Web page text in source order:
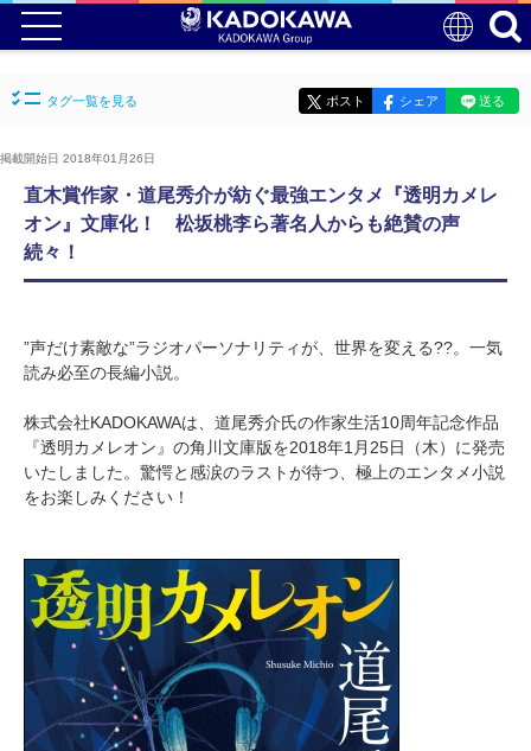
タグ一覧を見る ポスト シェア 送る
掲載開始日 2018年01月26日
直木賞作家・道尾秀介が紡ぐ最強エンタメ『透明カメレ
オン』文庫化！ 松坂桃李ら著名人からも絶賛の声
続々！
”声だけ素敵な”ラジオパーソナリティが、世界を変える??。一気
読み必至の長編小説。
株式会社KADOKAWAは、道尾秀介氏の作家生活10周年記念作品
『透明カメレオン』の角川文庫版を2018年1月25日（木）に発売
いたしました。驚愕と感涙のラストが待つ、極上のエンタメ小説
をお楽しみください！